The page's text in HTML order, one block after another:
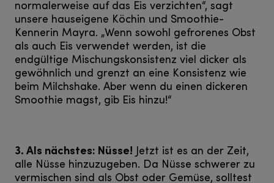
normalerweise auf das Eis verzichten“, sagt
unsere hauseigene Köchin und Smoothie-
Kennerin Mayra. „Wenn sowohl gefrorenes Obst
als auch Eis verwendet werden, ist die
endgültige Mischungskonsistenz viel dicker als
gewöhnlich und grenzt an eine Konsistenz wie
beim Milchshake. Aber wenn du einen dickeren
Smoothie magst, gib Eis hinzu!“
3. Als nächstes: Nüsse! Jetzt ist es an der Zeit,
alle Nüsse hinzuzugeben. Da Nüsse schwerer zu
vermischen sind als Obst oder Gemüse, solltest